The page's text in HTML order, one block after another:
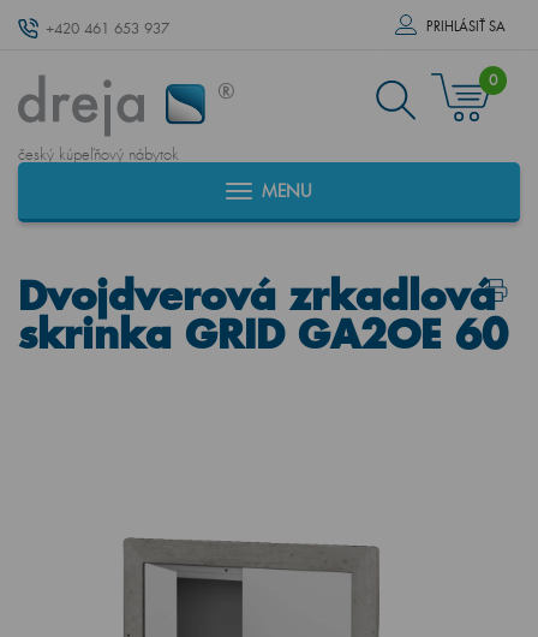
+420 461 653 937 PRIHLÁSIŤ SA
český kúpeľňový nábytok
0
MENU
Dvojdverová zrkadlová
skrinka GRID GA2OE 60